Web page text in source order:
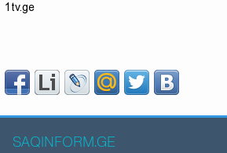
1tv.ge
SAQINFORM.GE